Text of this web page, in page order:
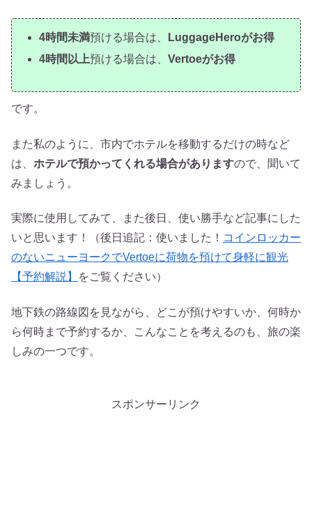
4時間未満預ける場合は、
LuggageHeroがお得
4時間以上預ける場合は、Vertoeがお得
です。
また私のように、市内でホテルを移動するだけの時など
は、 ホテルで預かってくれる場合がありますので、聞いて
みましょう。
実際に使用してみて、また後日、使い勝手など記事にした
いと思います！（後日追記：使いました！ コインロッカー
のないニューヨークでVertoeに荷物を預けて身軽に観光
【予約解説】
をご覧ください）
地下鉄の路線図を見ながら、どこが預けやすいか、何時か
ら何時まで予約するか、こんなことを考えるのも、旅の楽
しみの一つです。
スポンサーリンク